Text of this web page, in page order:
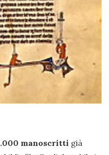
manoscritti già